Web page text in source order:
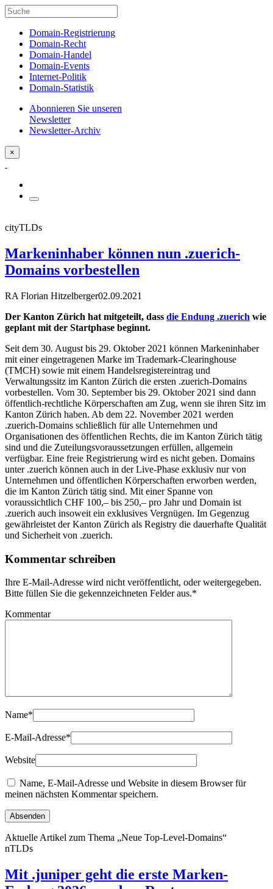
Domain-Registrierung
Domain-Recht
Domain-Handel
Domain-Events
Internet-Politik
Domain-Statistik
Abonnieren Sie unseren
Newsletter
Newsletter-Archiv
×
cityTLDs
Markeninhaber können nun .zuerich-
Domains vorbestellen
RA Florian Hitzelberger02.09.2021
Der Kanton Zürich hat mitgeteilt, dass die Endung .zuerich wie
geplant mit der Startphase beginnt.
Seit dem 30. August bis 29. Oktober 2021 können Markeninhaber
mit einer eingetragenen Marke im Trademark-Clearinghouse
(TMCH) sowie mit einem Handelsregistereintrag und
Verwaltungssitz im Kanton Zürich die ersten .zuerich-Domains
vorbestellen. Vom 30. September bis 29. Oktober 2021 sind dann
öffentlich-rechtliche Körperschaften am Zug, wenn sie ihren Sitz im
Kanton Zürich haben. Ab dem 22. November 2021 werden
.zuerich-Domains schließlich für alle Unternehmen und
Organisationen des öffentlichen Rechts, die im Kanton Zürich tätig
sind und die Zuteilungsvoraussetzungen erfüllen, allgemein
verfügbar. Eine freie Registrierung wird es nicht geben. Domains
unter .zuerich können auch in der Live-Phase exklusiv nur von
Unternehmen und öffentlichen Körperschaften erworben werden,
die im Kanton Zürich tätig sind. Mit einer Spanne von
voraussichtlich CHF 100,– bis 250,– pro Jahr und Domain ist
.zuerich auch insoweit ein exklusives Vergnügen. Im Gegenzug
gewährleistet der Kanton Zürich als Registry die dauerhafte Qualität
und Sicherheit von .zuerich.
Kommentar schreiben
Ihre E-Mail-Adresse wird nicht veröffentlicht, oder weitergegeben.
Bitte füllen Sie die gekennzeichneten Felder aus.*
Kommentar
Name*
E-Mail-Adresse*
Website
Name, E-Mail-Adresse und Website in diesem Browser für
meinen nächsten Kommentar speichern.
Aktuelle Artikel zum Thema „Neue Top-Level-Domains“
nTLDs
Mit .juniper geht die erste Marken-